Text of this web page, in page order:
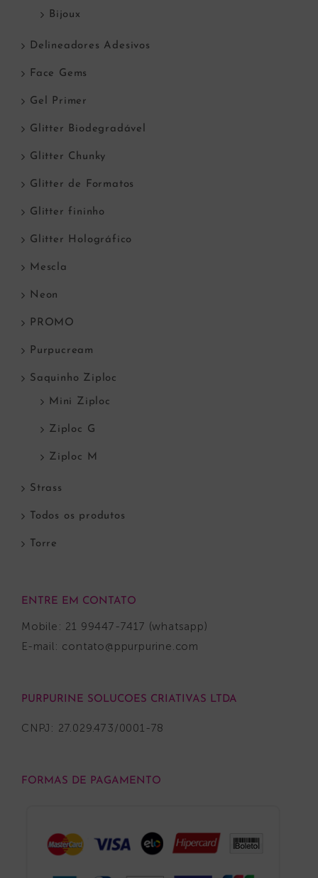
Bijoux
Delineadores Adesivos
Face Gems
Gel Primer
Glitter Biodegradável
Glitter Chunky
Glitter de Formatos
Glitter fininho
Glitter Holográfico
Mescla
Neon
PROMO
Purpucream
Saquinho Ziploc
Mini Ziploc
Ziploc G
Ziploc M
Strass
Todos os produtos
Torre
ENTRE EM CONTATO
Mobile: 21 99447-7417 (whatsapp)
E-mail: contato@ppurpurine.com
PURPURINE SOLUCOES CRIATIVAS LTDA
CNPJ: 27.029.473/0001-78
FORMAS DE PAGAMENTO